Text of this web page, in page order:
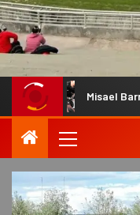
Misael Barrionuevo